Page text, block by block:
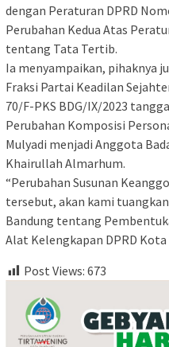
dengan Peraturan DPRD
Perubahan Kedua Atas
tentang Tata Tertib.
Ia menyampaikan, pihaknya
Fraksi Partai Keadilan
70/F-PKS BDG/IX/2023
Perubahan Komposisi
Mulyadi menjadi Anggota
Khairullah Almarhum.
“Perubahan Susunan
tersebut, akan kami
Bandung tentang
Alat Kelengkapan DPRD
Post Views: 673